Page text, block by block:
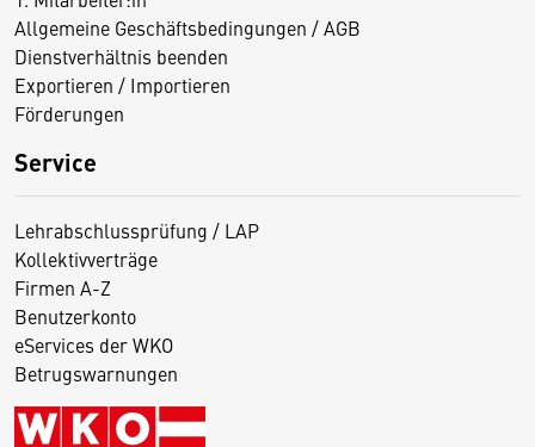
Allgemeine Geschäftsbedingungen / AGB
Dienstverhältnis beenden
Exportieren / Importieren
Förderungen
Service
Lehrabschlussprüfung / LAP
Kollektivverträge
Firmen A-Z
Benutzerkonto
eServices der WKO
Betrugswarnungen